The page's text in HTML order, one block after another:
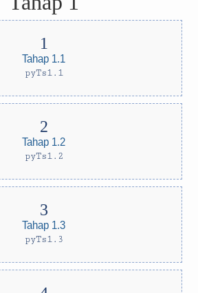
Tahap 1.1
pyTs1.1
Tahap 1.2
pyTs1.2
Tahap 1.3
pyTs1.3